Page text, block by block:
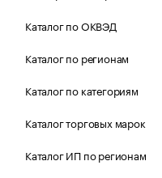
Каталог по ОКВЭД
Каталог по регионам
Каталог по категориям
Каталог торговых марок
Каталог ИП по регионам